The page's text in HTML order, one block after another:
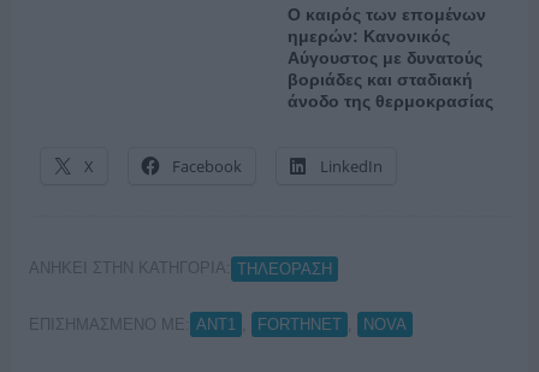
Ο καιρός των επομένων
ημερών: Κανονικός
Αύγουστος με δυνατούς
βοριάδες και σταδιακή
άνοδο της θερμοκρασίας
X Facebook LinkedIn
ΑΝΗΚΕΙ ΣΤΗΝ ΚΑΤΗΓΟΡΙΑ: ΤΗΛΕΟΡΑΣΗ
ΕΠΙΣΗΜΑΣΜΕΝΟ ΜΕ: ANT1 FORTHNET NOVA